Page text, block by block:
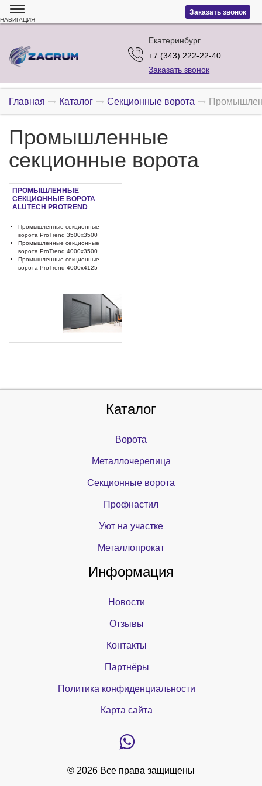
Заказать звонок
НАВИГАЦИЯ
Екатеринбург
+7 (343) 222-22-40
Заказать звонок
Главная Каталог Секционные ворота
Промышленные
секционные ворота
ПРОМЫШЛЕННЫЕ
СЕКЦИОННЫЕ ВОРОТА
ALUTECH PROTREND
Промышленные секционные
ворота ProTrend 3500x3500
Промышленные секционные
ворота ProTrend 4000x3500
Промышленные секционные
ворота ProTrend 4000x4125
Каталог
Ворота
Металлочерепица
Секционные ворота
Профнастил
Уют на участке
Металлопрокат
Информация
Новости
Отзывы
Контакты
Партнёры
Политика конфиденциальности
Карта сайта
© 2026 Все права защищены